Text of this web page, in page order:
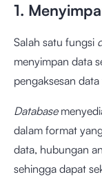
1.
Salah satu fungsi
menyimpan data
pengaksesan
Database
dalam format
data, hubungan
sehingga dapat